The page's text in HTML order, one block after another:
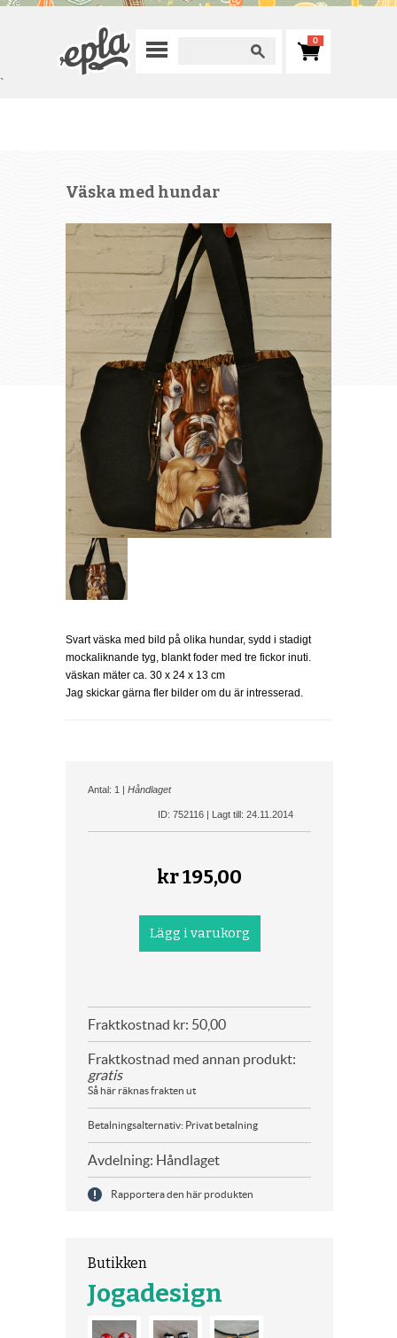
0
`
Väska med hundar
Svart väska med bild på olika hundar, sydd i stadigt
mockaliknande tyg, blankt foder med tre fickor inuti.
väskan mäter ca. 30 x 24 x 13 cm
Jag skickar gärna fler bilder om du är intresserad.
Antal: 1 | Håndlaget
ID: 752116 | Lagt till: 24.11.2014
kr195,00
Fraktkostnad kr: 50,00
Fraktkostnad med annan produkt:
gratis
Så här räknas frakten ut
Betalningsalternativ: Privat betalning
Avdelning: Håndlaget
Rapportera den här produkten
Butikken
Jogadesign